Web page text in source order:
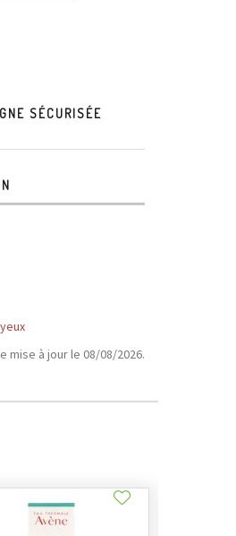
SÉCURISÉE
mise à jour le 08/08/2026.